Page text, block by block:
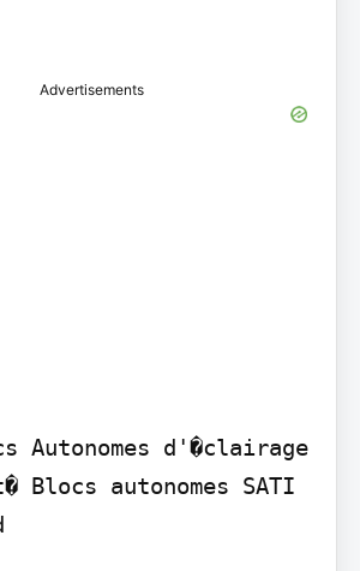
Advertisements
Autonomes d'�clairage
Blocs autonomes SATI